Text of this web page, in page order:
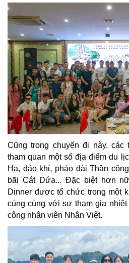
Cũng trong chuyến đi này, các
tham quan một số địa điểm du
Hạ, đảo khỉ, pháo đài Thần
bãi Cát Dứa... Đặc biệt hơn
Dinner được tổ chức trong một
cúng cùng với sự tham gia
công nhân viên Nhân Việt.